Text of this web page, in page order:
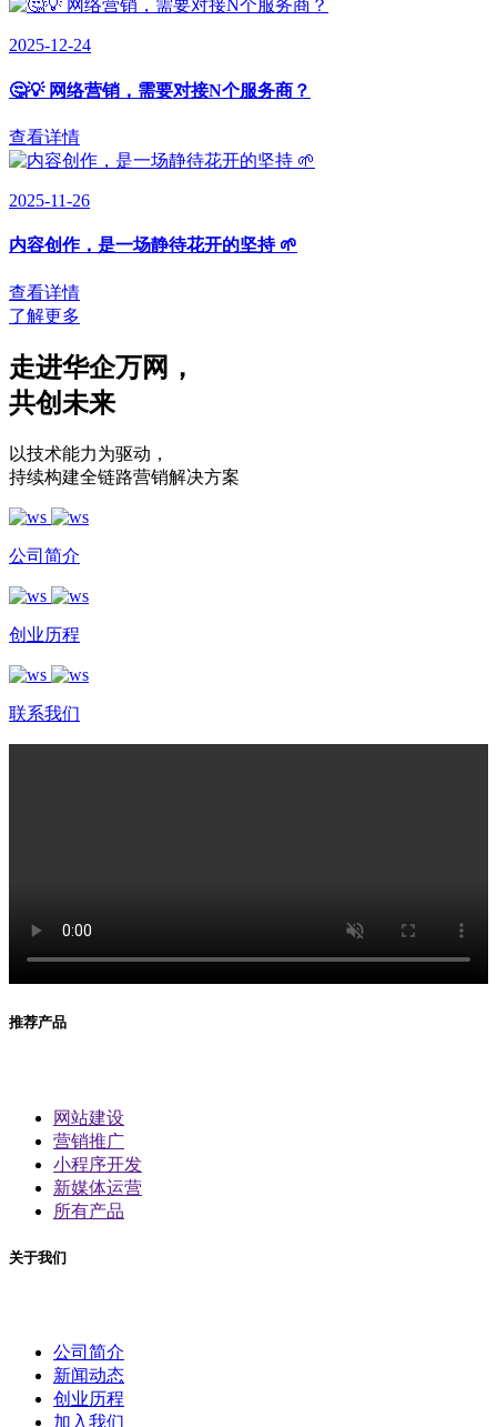
2025-12-24
🤔💡 网络营销，需要对接N个服务商？
查看详情
2025-11-26
内容创作，是一场静待花开的坚持 🌱
查看详情
了解更多
走进华企万网 ，
共创未来
以技术能力为驱动 ，
持续构建全链路营销解决方案
公司简介
创业历程
联系我们
推荐产品
网站建设
营销推广
小程序开发
新媒体运营
所有产品
关于我们
公司简介
新闻动态
创业历程
加入我们